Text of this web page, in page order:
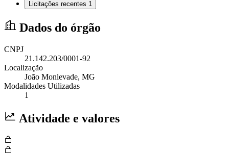
Licitações recentes 1
Dados do órgão
CNPJ
21.142.203/0001-92
Localização
João Monlevade, MG
Modalidades Utilizadas
1
Atividade e valores